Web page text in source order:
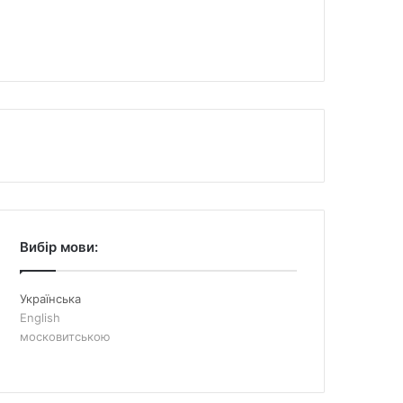
Вибір мови:
Українська
English
московитською